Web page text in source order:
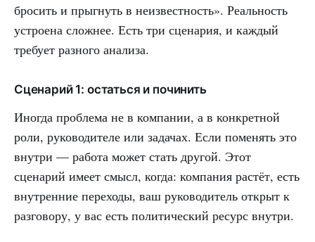
бросить и прыгнуть в неизвестность». Реальность
устроена сложнее. Есть три сценария, и каждый
требует разного анализа.
Сценарий 1: остаться и починить
Иногда проблема не в компании, а в конкретной
роли, руководителе или задачах. Если поменять это
внутри — работа может стать другой. Этот
сценарий имеет смысл, когда: компания растёт, есть
внутренние переходы, ваш руководитель открыт к
разговору, у вас есть политический ресурс внутри.